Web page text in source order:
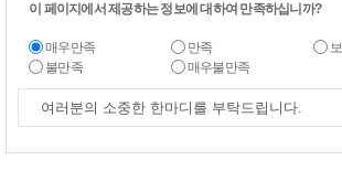
이 페이지에서 제공하는 정보에 대하여 만족하십니까?
매우만족 만족
불만족
매우불만족